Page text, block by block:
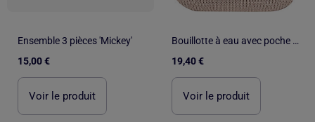
Ensemble 3 pièces 'Mickey'
15,00 €
Voir le produit
Bouillotte à eau avec poche réchauffe-mains
19,40 €
Voir le produit